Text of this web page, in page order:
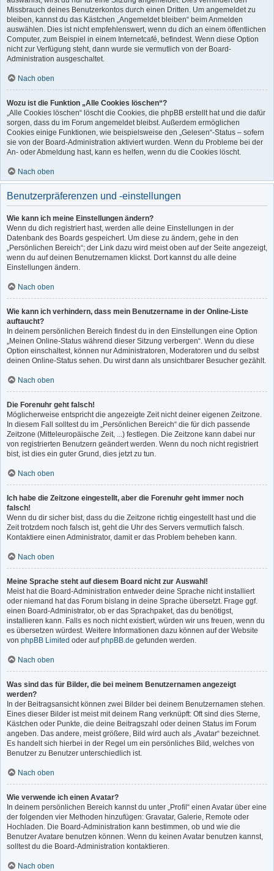
Missbrauch deines Benutzerkontos durch einen Dritten. Um angemeldet zu
bleiben, kannst du das Kästchen „Angemeldet bleiben“ beim Anmelden
auswählen. Dies ist nicht empfehlenswert, wenn du dich an einem öffentlichen
Computer, zum Beispiel in einem Internetcafé, befindest. Wenn diese Option
nicht zur Verfügung steht, dann wurde sie vermutlich von der Board-
Administration ausgeschaltet.
Nach oben
Wozu ist die Funktion „Alle Cookies löschen“?
„Alle Cookies löschen“ löscht die Cookies, die phpBB erstellt hat und die dafür
sorgen, dass du im Forum angemeldet bleibst. Außerdem ermöglichen
Cookies einige Funktionen, wie beispielsweise den „Gelesen“-Status – sofern
sie von der Board-Administration aktiviert wurden. Wenn du Probleme bei der
An- oder Abmeldung hast, kann es helfen, wenn du die Cookies löscht.
Nach oben
Benutzerpräferenzen und -einstellungen
Wie kann ich meine Einstellungen ändern?
Wenn du dich registriert hast, werden alle deine Einstellungen in der
Datenbank des Boards gespeichert. Um diese zu ändern, gehe in den
„Persönlichen Bereich“; der Link dazu wird meist oben auf der Seite angezeigt,
wenn du auf deinen Benutzernamen klickst. Dort kannst du alle deine
Einstellungen ändern.
Nach oben
Wie kann ich verhindern, dass mein Benutzername in der Online-Liste
auftaucht?
In deinem persönlichen Bereich findest du in den Einstellungen eine Option
„Meinen Online-Status während dieser Sitzung verbergen“. Wenn du diese
Option einschaltest, können nur Administratoren, Moderatoren und du selbst
deinen Online-Status sehen. Du wirst dann als unsichtbarer Besucher gezählt.
Nach oben
Die Forenuhr geht falsch!
Möglicherweise entspricht die angezeigte Zeit nicht deiner eigenen Zeitzone.
In diesem Fall solltest du im „Persönlichen Bereich“ die für dich passende
Zeitzone (Mitteleuropäische Zeit, ...) festlegen. Die Zeitzone kann dabei nur
von registrierten Benutzern geändert werden. Wenn du noch nicht registriert
bist, ist dies ein guter Grund, dies jetzt zu tun.
Nach oben
Ich habe die Zeitzone eingestellt, aber die Forenuhr geht immer noch
falsch!
Wenn du dir sicher bist, dass du die Zeitzone richtig eingestellt hast und die
Zeit trotzdem noch falsch ist, geht die Uhr des Servers vermutlich falsch.
Kontaktiere einen Administrator, damit er das Problem beheben kann.
Nach oben
Meine Sprache steht auf diesem Board nicht zur Auswahl!
Meist hat die Board-Administration entweder deine Sprache nicht installiert
oder niemand hat das Forum bislang in deine Sprache übersetzt. Frage ggf.
einen Board-Administrator, ob er das Sprachpaket, das du benötigst,
installieren kann. Falls es noch nicht existiert, würden wir uns freuen, wenn du
es übersetzen würdest. Weitere Informationen dazu können auf der Website
von phpBB Limited oder aufphpBB.de gefunden werden.
Nach oben
Was sind das für Bilder, die bei meinem Benutzernamen angezeigt
werden?
In der Beitragsansicht können zwei Bilder bei deinem Benutzernamen stehen.
Eines dieser Bilder ist meist mit deinem Rang verknüpft: Oft sind dies Sterne,
Kästchen oder Punkte, die deine Beitragszahl oder deinen Status im Forum
angeben. Das andere, meist größere, Bild wird auch als „Avatar“ bezeichnet.
Es handelt sich hierbei in der Regel um ein persönliches Bild, welches von
Benutzer zu Benutzer unterschiedlich ist.
Nach oben
Wie verwende ich einen Avatar?
In deinem persönlichen Bereich kannst du unter „Profil“ einen Avatar über eine
der folgenden vier Methoden hinzufügen: Gravatar, Galerie, Remote oder
Hochladen. Die Board-Administration kann bestimmen, ob und wie die
Benutzer Avatare benutzen können. Wenn du keinen Avatar benutzen kannst,
solltest du die Board-Administration kontaktieren.
Nach oben